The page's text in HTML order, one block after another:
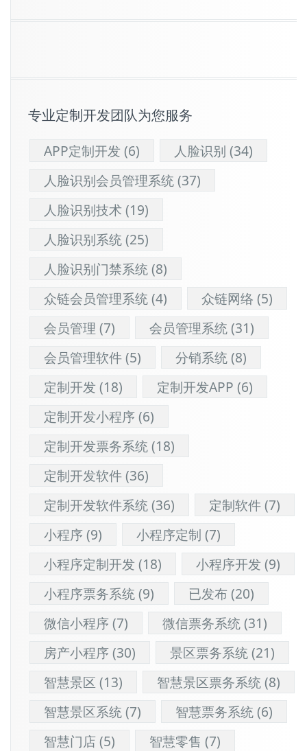
专业定制开发团队为您服务
APP定制开发 (6) 人脸识别 (34)
人脸识别会员管理系统(37)
人脸识别技术(19)
人脸识别系统(25)
人脸识别门禁系统(8)
众链会员管理系统(4) 众链网络 (5)
会员管理 (7) 会员管理系统(31)
会员管理软件(5) 分销系统(8)
定制开发 (18) 定制开发APP (6)
定制开发小程序(6)
定制开发票务系统(18)
定制开发软件(36)
定制开发软件系统(36) 定制软件(7)
小程序(9) 小程序定制 (7)
小程序定制开发 (18) 小程序开发 (9)
小程序票务系统(9) 已发布(20)
微信小程序(7) 微信票务系统(31)
房产小程序(30) 景区票务系统(21)
智慧景区 (13) 智慧景区票务系统(8)
智慧景区系统(7) 智慧票务系统(6)
智慧门店(5) 智慧零售 (7)